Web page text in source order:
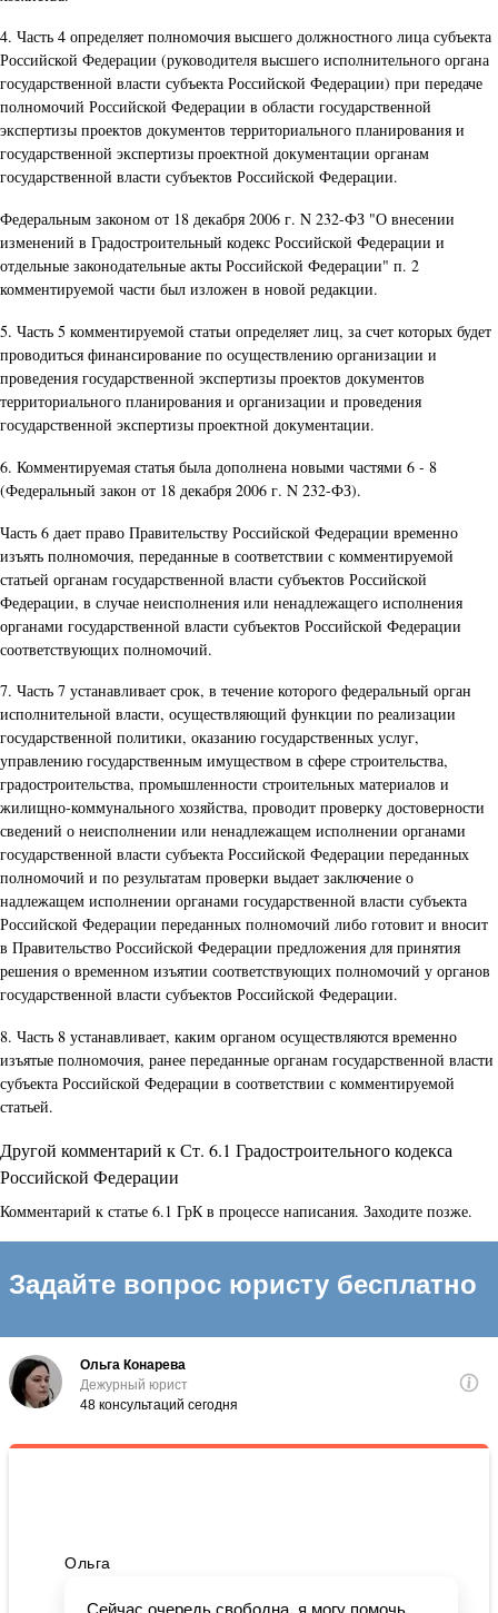
4. Часть 4 определяет полномочия высшего должностного лица субъекта
Российской Федерации (руководителя высшего исполнительного органа
государственной власти субъекта Российской Федерации) при передаче
полномочий Российской Федерации в области государственной
экспертизы проектов документов территориального планирования и
государственной экспертизы проектной документации органам
государственной власти субъектов Российской Федерации.
Федеральным законом от 18 декабря 2006 г. N 232-ФЗ "О внесении
изменений в Градостроительный кодекс Российской Федерации и
отдельные законодательные акты Российской Федерации" п. 2
комментируемой части был изложен в новой редакции.
5. Часть 5 комментируемой статьи определяет лиц, за счет которых будет
проводиться финансирование по осуществлению организации и
проведения государственной экспертизы проектов документов
территориального планирования и организации и проведения
государственной экспертизы проектной документации.
6. Комментируемая статья была дополнена новыми частями 6 - 8
(Федеральный закон от 18 декабря 2006 г. N 232-ФЗ).
Часть 6 дает право Правительству Российской Федерации временно
изъять полномочия, переданные в соответствии с комментируемой
статьей органам государственной власти субъектов Российской
Федерации, в случае неисполнения или ненадлежащего исполнения
органами государственной власти субъектов Российской Федерации
соответствующих полномочий.
7. Часть 7 устанавливает срок, в течение которого федеральный орган
исполнительной власти, осуществляющий функции по реализации
государственной политики, оказанию государственных услуг,
управлению государственным имуществом в сфере строительства,
градостроительства, промышленности строительных материалов и
жилищно-коммунального хозяйства, проводит проверку достоверности
сведений о неисполнении или ненадлежащем исполнении органами
государственной власти субъекта Российской Федерации переданных
полномочий и по результатам проверки выдает заключение о
надлежащем исполнении органами государственной власти субъекта
Российской Федерации переданных полномочий либо готовит и вносит
в Правительство Российской Федерации предложения для принятия
решения о временном изъятии соответствующих полномочий у органов
государственной власти субъектов Российской Федерации.
8. Часть 8 устанавливает, каким органом осуществляются временно
изъятые полномочия, ранее переданные органам государственной власти
субъекта Российской Федерации в соответствии с комментируемой
статьей.
Другой комментарий к Ст. 6.1 Градостроительного кодекса
Российской Федерации
Комментарий к статье 6.1 ГрК в процессе написания. Заходите позже.